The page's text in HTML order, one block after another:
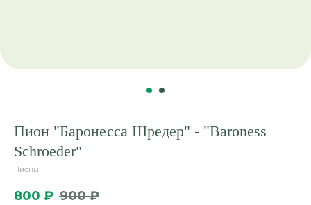
Пион "Баронесса Шредер" - "Baroness
Schroeder"
Пионы
800 ₽ 900 ₽